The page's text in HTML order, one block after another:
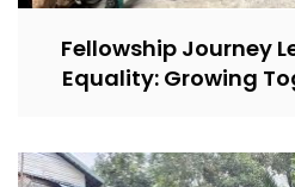
Fellowship Journey
Equality: Growing